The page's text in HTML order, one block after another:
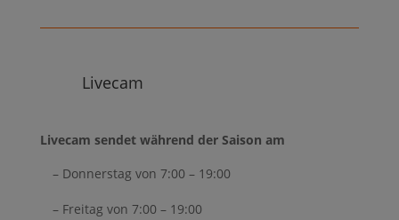
Livecam
Livecam sendet während der Saison am
– Donnerstag von 7:00 – 19:00
– Freitag von 7:00 – 19:00